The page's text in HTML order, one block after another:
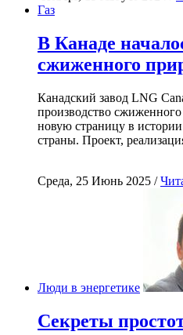
Газ
В Канаде
сжиженного
Канадский завод LNG
производство
новую страницу в истории
страны. Проект,
Среда, 25 Июнь 2025 /
Люди в энергетике
Секреты